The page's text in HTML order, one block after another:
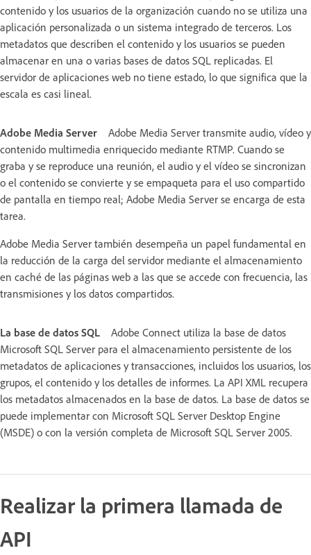
contenido y los usuarios de la organización cuando no se utiliza una
aplicación personalizada o un sistema integrado de terceros. Los
metadatos que describen el contenido y los usuarios se pueden
almacenar en una o varias bases de datos SQL replicadas. El
servidor de aplicaciones web no tiene estado, lo que significa que la
escala es casi lineal.
Adobe Media Server
Adobe Media Server transmite audio, vídeo y
contenido multimedia enriquecido mediante RTMP. Cuando se
graba y se reproduce una reunión, el audio y el vídeo se sincronizan
o el contenido se convierte y se empaqueta para el uso compartido
de pantalla en tiempo real; Adobe Media Server se encarga de esta
tarea.
Adobe Media Server también desempeña un papel fundamental en
la reducción de la carga del servidor mediante el almacenamiento
en caché de las páginas web a las que se accede con frecuencia, las
transmisiones y los datos compartidos.
La base de datos SQL
Adobe Connect utiliza la base de datos
Microsoft SQL Server para el almacenamiento persistente de los
metadatos de aplicaciones y transacciones, incluidos los usuarios, los
grupos, el contenido y los detalles de informes. La API XML recupera
los metadatos almacenados en la base de datos. La base de datos se
puede implementar con Microsoft SQL Server Desktop Engine
(MSDE) o con la versión completa de Microsoft SQL Server 2005.
Realizar la primera llamada de
API